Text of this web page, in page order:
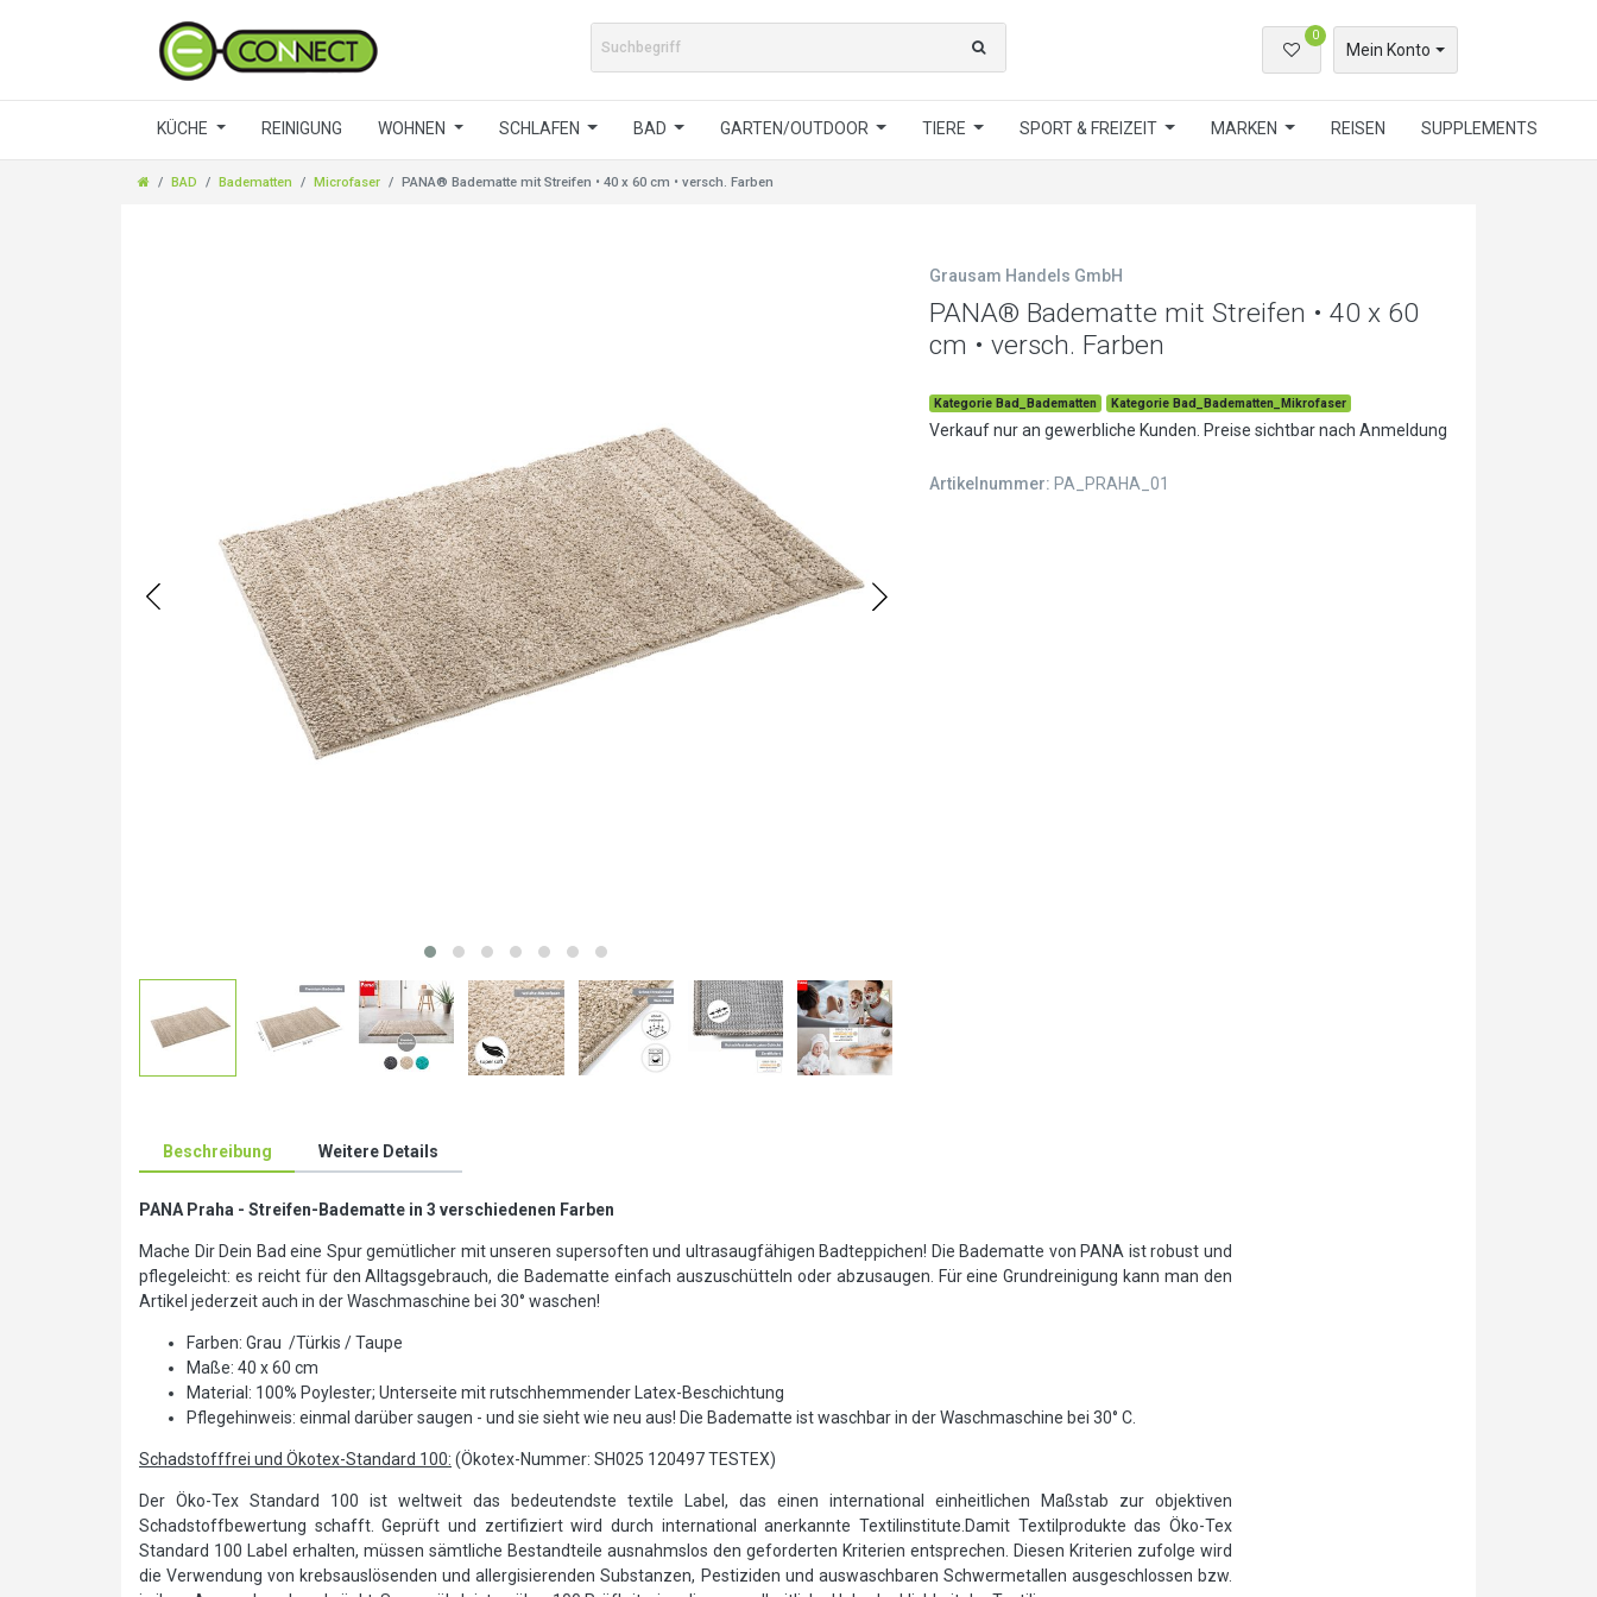
0
Mein Konto
KÜCHE REINIGUNG WOHNEN SCHLAFEN BAD GARTEN/OUTDOOR TIERE SPORT & FREIZEIT MARKEN REISEN SUPPLEMENTS
BAD Badematten Microfaser PANA® Badematte mit Streifen • 40 x 60 cm • versch. Farben
Grausam Handels GmbH
PANA® Badematte mit Streifen • 40 x 60
cm • versch. Farben
Kategorie Bad_Badematten Kategorie Bad_Badematten_Mikrofaser
Verkauf nur an gewerbliche Kunden. Preise sichtbar nach Anmeldung
Artikelnummer: PA_PRAHA_01
Beschreibung Weitere Details
PANA Praha - Streifen-Badematte in 3 verschiedenen Farben
Mache Dir Dein Bad eine Spur gemütlicher mit unseren supersoften und ultrasaugfähigen Badteppichen! Die Badematte von PANA ist robust und
pflegeleicht: es reicht für den Alltagsgebrauch, die Badematte einfach auszuschütteln oder abzusaugen. Für eine Grundreinigung kann man den
Artikel jederzeit auch in der Waschmaschine bei 30° waschen!
Farben: Grau /Türkis / Taupe
Maße: 40 x 60 cm
Material: 100% Poylester; Unterseite mit rutschhemmender Latex-Beschichtung
Pflegehinweis: einmal darüber saugen - und sie sieht wie neu aus! Die Badematte ist waschbar in der Waschmaschine bei 30° C.
Schadstofffrei und Ökotex-Standard 100: (Ökotex-Nummer: SH025 120497 TESTEX)
Der Öko-Tex Standard 100 ist weltweit das bedeutendste textile Label, das einen international einheitlichen Maßstab zur objektiven
Schadstoffbewertung schafft. Geprüft und zertifiziert wird durch international anerkannte Textilinstitute.Damit Textilprodukte das Öko-Tex
Standard 100 Label erhalten, müssen sämtliche Bestandteile ausnahmslos den geforderten Kriterien entsprechen. Diesen Kriterien zufolge wird
die Verwendung von krebsauslösenden und allergisierenden Substanzen, Pestiziden und auswaschbaren Schwermetallen ausgeschlossen bzw.